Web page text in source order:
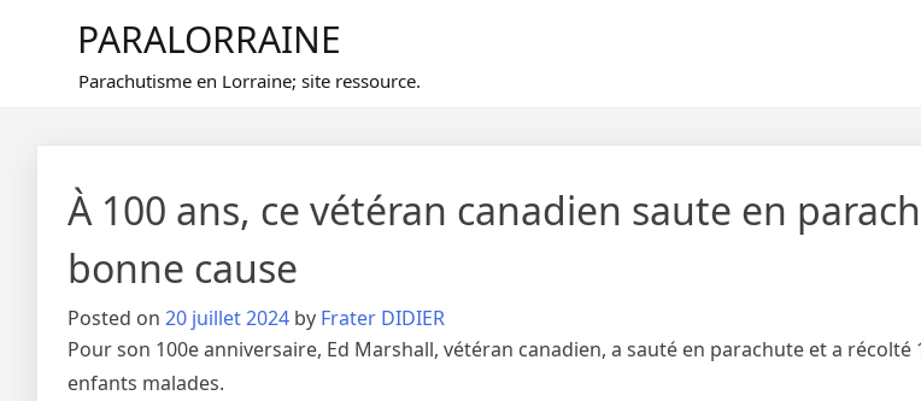
PARALORRAINE
Parachutisme en Lorraine; site ressource.
À 100 ans, ce vétéran canadien saute en
bonne cause
Posted on 20 juillet 2024 by Frater DIDIER
Pour son 100e anniversaire, Ed Marshall, vétéran canadien, a sauté en parachute et a récolté
enfants malades.